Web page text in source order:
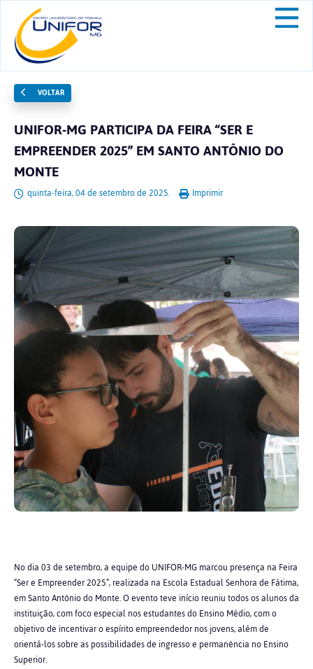
VOLTAR
UNIFOR-MG PARTICIPA DA FEIRA “SER E
EMPREENDER 2025” EM SANTO ANTÔNIO DO
MONTE
quinta-feira, 04 de setembro de 2025. Imprimir
No dia 03 de setembro, a equipe do UNIFOR-MG marcou presença na Feira
“Ser e Empreender 2025”, realizada na Escola Estadual Senhora de Fátima,
em Santo Antônio do Monte. O evento teve início reuniu todos os alunos da
instituição, com foco especial nos estudantes do Ensino Médio, com o
objetivo de incentivar o espírito empreendedor nos jovens, além de
orientá-los sobre as possibilidades de ingresso e permanência no Ensino
Superior.